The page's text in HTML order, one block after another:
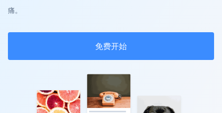
痛。
免费开始